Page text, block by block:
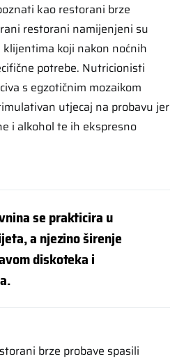
kao restorani brze
restorani namijenjeni su
koji nakon noćnih
potrebe. Nutricionisti
s egzotičnim mozaikom
utjecaj na probavu jer
i alkohol te ih ekspresno
se prakticira u
a njezino širenje
diskoteka i
brze probave spasili